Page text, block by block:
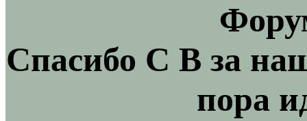
Спасибо С В за
пора